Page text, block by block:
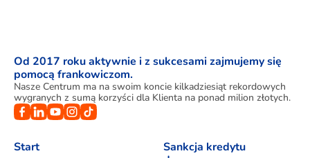
Od 2017 roku aktywnie i z sukcesami zajmujemy się
pomocą frankowiczom.
Nasze Centrum ma na swoim koncie kilkadziesiąt rekordowych
wygranych z sumą korzyści dla Klienta na ponad milion złotych.
Start
Sankcja kredytu